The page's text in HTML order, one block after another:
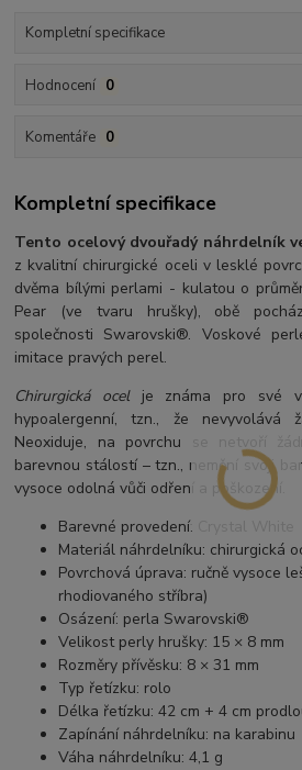
Kompletní specifikace
Hodnocení 0
Komentáře 0
Kompletní specifikace
Tento ocelový dvouřadý náhrdelník
z kvalitní chirurgické oceli v lesklé
dvěma bílými perlami - kulatou o
Pear (ve tvaru hrušky), obě
společnosti Swarovski®. Voskové
imitace pravých perel.
Chirurgická ocelje známa pro své
hypoalergenní, tzn., že nevyvolává
Neoxiduje, na povrchu se netvoří
barevnou stálostí – tzn., nemění svoji
vysoce odolná vůči odření a poškození.
Barevné provedení: Crystal White
Materiál náhrdelníku: chirurgická
Povrchová úprava: ručně vysoce
rhodiovaného stříbra)
Osázení: perla Swarovski®
Velikost perly hrušky: 15 × 8 mm
Rozměry přívěsku: 8 × 31 mm
Typ řetízku: rolo
Délka řetízku: 42 cm + 4 cm
Zapínání náhrdelníku: na karabinu
Váha náhrdelníku: 4,1 g